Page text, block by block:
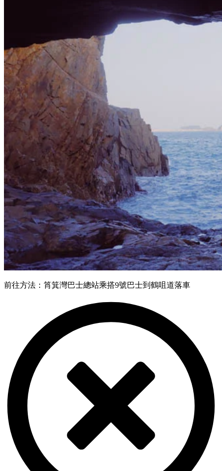
前往方法：筲箕灣巴士總站乘搭9號巴士到鶴咀道落車